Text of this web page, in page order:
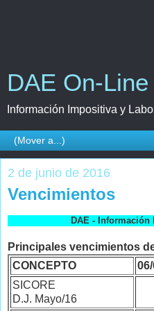
DAE On-Line
Información Impositiva y
2 de junio de 2016
Vencimientos
DAE - Información
Principales vencimientos
CONCEPTO
SICORE
D.J. Mayo/16